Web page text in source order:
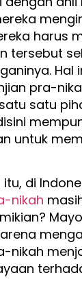
harus
tersebut
Hal
pra-
satu
untuk
di
nikah
nikah